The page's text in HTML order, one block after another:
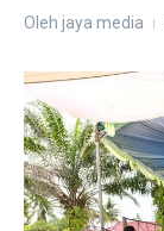
Oleh jaya media